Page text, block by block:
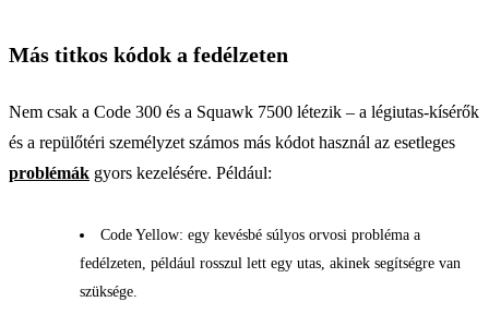
Más titkos kódok a fedélzeten
Nem csak a Code 300 és a Squawk 7500 létezik – a légiutas-kísérők
és a repülőtéri személyzet számos más kódot használ az esetleges
problémák gyors kezelésére. Például:
Code Yellow: egy kevésbé súlyos orvosi probléma a
fedélzeten, például rosszul lett egy utas, akinek segítségre van
szüksége.